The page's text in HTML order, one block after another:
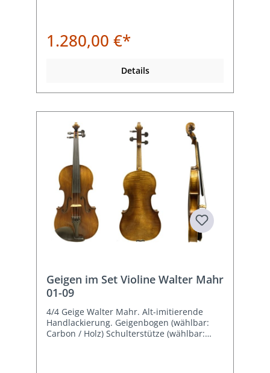
1.280,00 €*
Details
Geigen im Set Violine Walter Mahr
01-09
4/4 Geige Walter Mahr. Alt-imitierende
Handlackierung. Geigenbogen (wählbar:
Carbon / Holz) Schulterstütze (wählbar: